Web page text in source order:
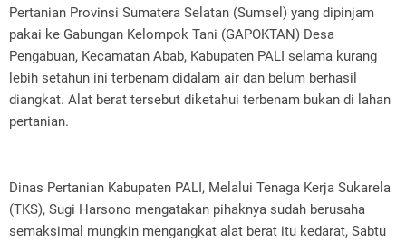
Pertanian Provinsi Sumatera Selatan (Sumsel) yang dipinjam
pakai ke Gabungan Kelompok Tani (GAPOKTAN) Desa
Pengabuan, Kecamatan Abab, Kabupaten PALI selama kurang
lebih setahun ini terbenam didalam air dan belum berhasil
diangkat. Alat berat tersebut diketahui terbenam bukan di lahan
pertanian.
Dinas Pertanian Kabupaten PALI, Melalui Tenaga Kerja Sukarela
(TKS), Sugi Harsono mengatakan pihaknya sudah berusaha
semaksimal mungkin mengangkat alat berat itu kedarat, Sabtu